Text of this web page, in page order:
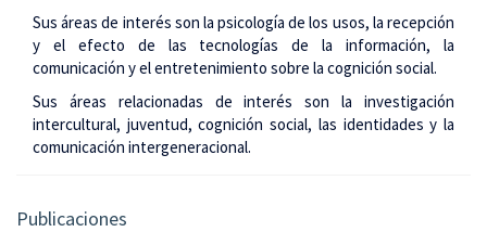
Sus áreas de interés son la psicología de los usos, la recepción
y el efecto de las tecnologías de la información, la
comunicación y el entretenimiento sobre la cognición social.
Sus áreas relacionadas de interés son la investigación
intercultural, juventud, cognición social, las identidades y la
comunicación intergeneracional.
Publicaciones